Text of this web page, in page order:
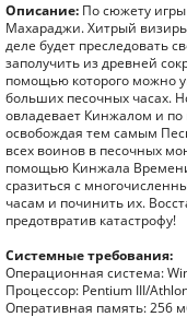
Описание: По сюжету
Махараджи. Хитрый
деле будет преследовать
заполучить из древней
помощью которого можно
больших песочных часах.
овладевает Кинжалом и по
освобождая тем самым
всех воинов в песочных
помощью Кинжала
сразиться с
часам и починить их.
предотвратив катастрофу!
Системные требования:
Операционная система:
Процессор: Pentium III/
Оперативная память: 256